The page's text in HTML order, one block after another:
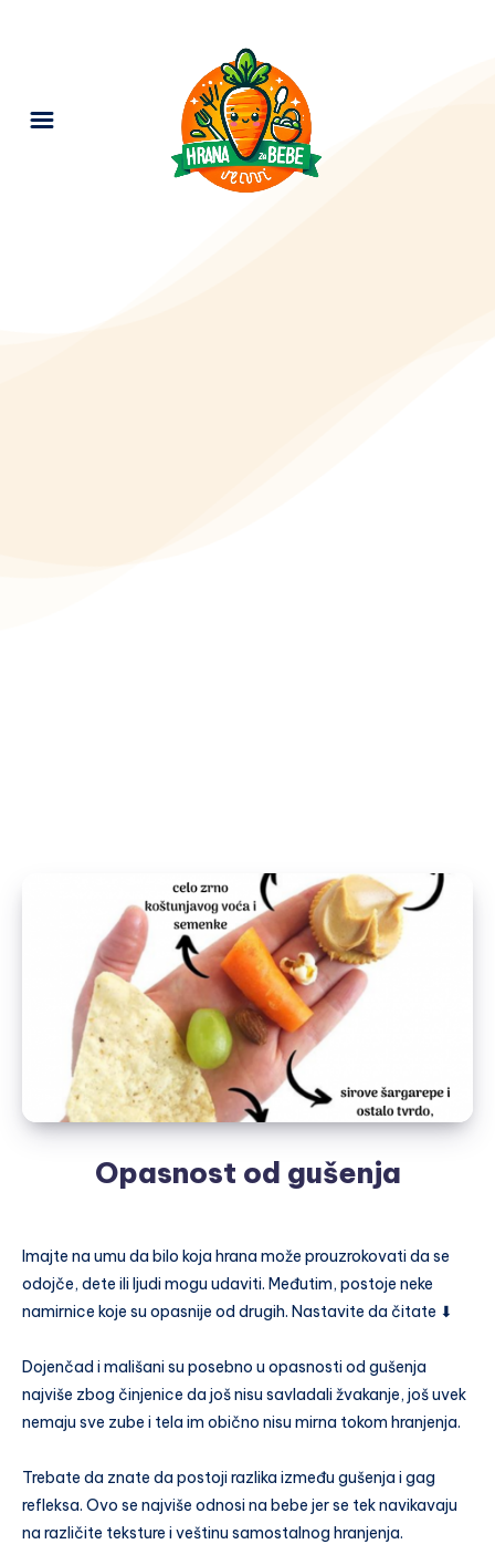
Opasnost od gušenja
Imajte na umu da bilo koja hrana može prouzrokovati da se
odojče, dete ili ljudi mogu udaviti. Međutim, postoje neke
namirnice koje su opasnije od drugih. Nastavite da čitate ⬇⠀
Dojenčad i mališani su posebno u opasnosti od gušenja
najviše zbog činjenice da još nisu savladali žvakanje, još uvek
nemaju sve zube i tela im obično nisu mirna tokom hranjenja.
Trebate da znate da postoji razlika između gušenja i gag
refleksa. Ovo se najviše odnosi na bebe jer se tek navikavaju
na različite teksture i veštinu samostalnog hranjenja.